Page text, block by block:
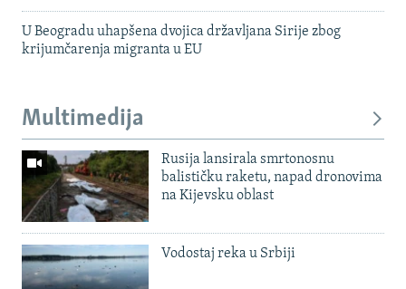
U Beogradu uhapšena dvojica državljana Sirije zbog
krijumčarenja migranta u EU
Multimedija
Rusija lansirala smrtonosnu
balističku raketu, napad dronovima
na Kijevsku oblast
Vodostaj reka u Srbiji